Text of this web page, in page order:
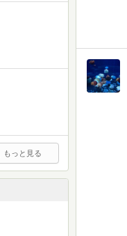
もっと見る